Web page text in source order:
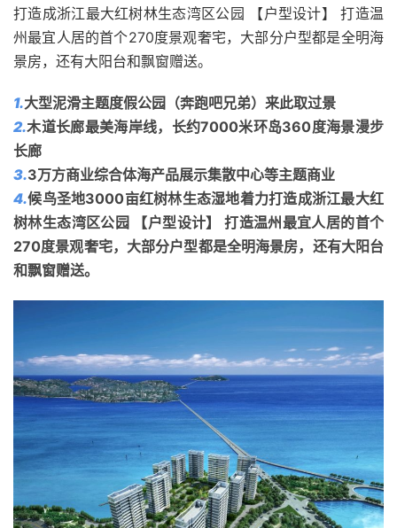
打造成浙江最大红树林生态湾区公园 【户型设计】 打造温
州最宜人居的首个270度景观奢宅，大部分户型都是全明海
景房，还有大阳台和飘窗赠送。
1.大型泥滑主题度假公园（奔跑吧兄弟）来此取过景
2.木道长廊最美海岸线，长约7000米环岛360度海景漫步
长廊
3.3万方商业综合体海产品展示集散中心等主题商业
4.候鸟圣地3000亩红树林生态湿地着力打造成浙江最大红
树林生态湾区公园 【户型设计】 打造温州最宜人居的首个
270度景观奢宅，大部分户型都是全明海景房，还有大阳台
和飘窗赠送。